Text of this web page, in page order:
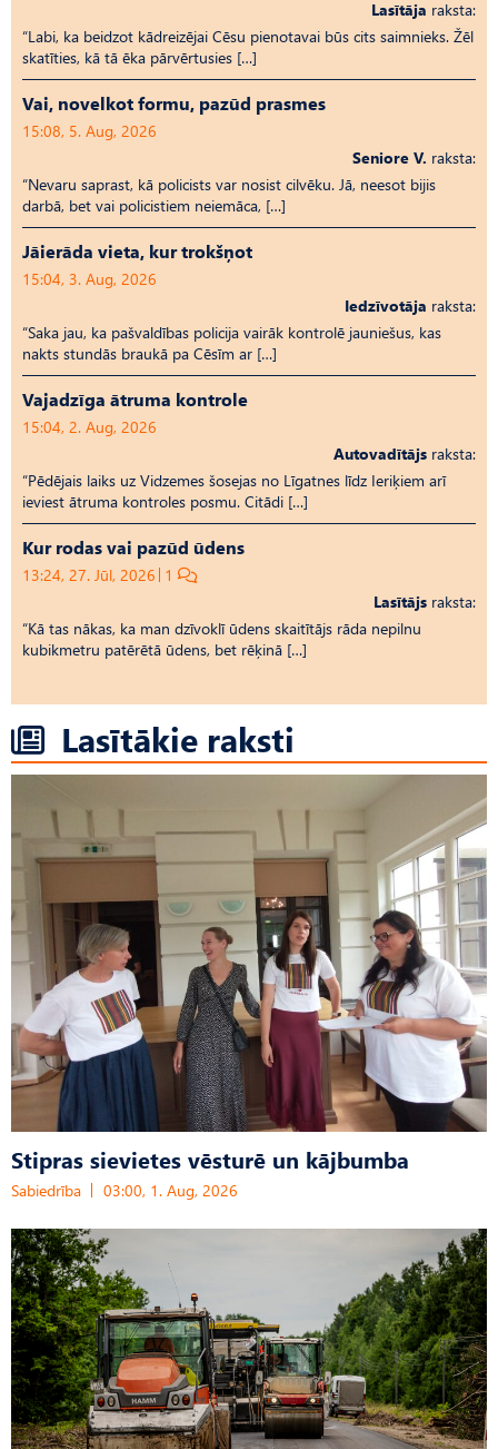
Lasītāja raksta:
“Labi, ka beidzot kādreizējai Cēsu pienotavai būs cits saimnieks. Žēl
skatīties, kā tā ēka pārvērtusies […]
Vai, novelkot formu, pazūd prasmes
15:08, 5. Aug, 2026
Seniore V. raksta:
“Nevaru saprast, kā policists var nosist cilvēku. Jā, neesot bijis
darbā, bet vai policistiem neiemāca, […]
Jāierāda vieta, kur trokšņot
15:04, 3. Aug, 2026
Iedzīvotāja raksta:
“Saka jau, ka pašvaldības policija vairāk kontrolē jauniešus, kas
nakts stundās braukā pa Cēsīm ar […]
Vajadzīga ātruma kontrole
15:04, 2. Aug, 2026
Autovadītājs raksta:
“Pēdējais laiks uz Vid­ze­mes šosejas no Līgatnes līdz Ieriķiem arī
ieviest ātruma kontroles posmu. Citādi […]
Kur rodas vai pazūd ūdens
13:24, 27. Jūl, 2026 1
Lasītājs raksta:
“Kā tas nākas, ka man dzīvoklī ūdens skaitītājs rāda nepilnu
kubikmetru patērētā ūdens, bet rēķinā […]
Lasītākie raksti
Stipras sievietes vēsturē un kājbumba
Sabiedrība 03:00, 1. Aug, 2026